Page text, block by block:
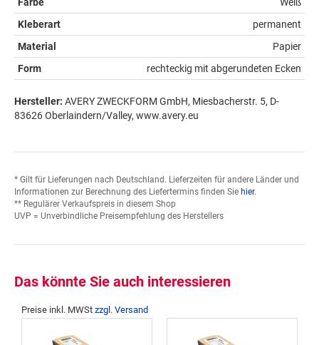
Kleberart
permanent
Material
Papier
Form
rechteckig mit abgerundeten Ecken
Hersteller: AVERY ZWECKFORM GmbH, Miesbacherstr. 5, D-
83626 Oberlaindern/Valley, www.avery.eu
* Gilt für Lieferungen nach Deutschland. Lieferzeiten für andere Länder und
Informationen zur Berechnung des Liefertermins finden Sie hier.
** Regulärer Verkaufspreis in diesem Shop
UVP = Unverbindliche Preisempfehlung des Herstellers
Das könnte Sie auch interessieren
Preise inkl. MWSt zzgl. Versand